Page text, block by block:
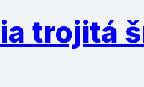
trojitá